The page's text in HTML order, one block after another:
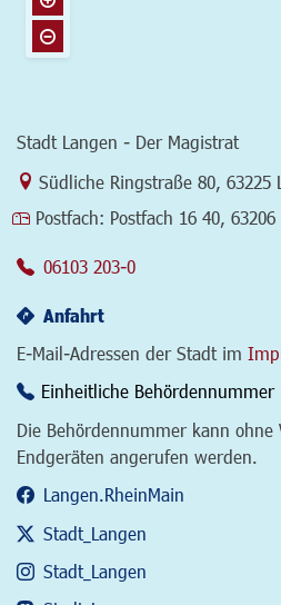
Stadt Langen - Der Magistrat
Link zur Google-Maps
Südliche Ringstraße 80 63225
Postfach: Postfach 16 40, 63206
06103 203-0
Anfahrt
E-Mail-Adressen der Stadt im
Einheitliche Behördennummer
Die Behördennummer kann ohne
Endgeräten angerufen werden.
Langen.RheinMain
Stadt_Langen
Stadt_Langen